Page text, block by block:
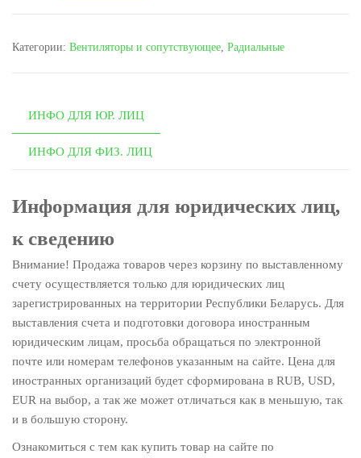
358-
Категории: Вентиляторы и сопутствующее, Радиальные
ИНФО ДЛЯ ЮР. ЛИЦ
ИНФО ДЛЯ ФИЗ. ЛИЦ
Информация для юридических лиц,
к сведению
Внимание! Продажа товаров через корзину по выставленному
счету осуществляется только для юридических лиц
зарегистрированных на территории Республики Беларусь. Для
выставления счета и подготовки договора иностранным
юридическим лицам, просьба обращаться по электронной
почте или номерам телефонов указанным на сайте. Цена для
иностранных организаций будет сформирована в RUB, USD,
EUR на выбор, а так же может отличаться как в меньшую, так
и в большую сторону.
Ознакомиться с тем как купить товар на сайте по